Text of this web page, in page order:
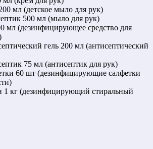
мл (детское мыло для рук)
500 мл (мыло для рук)
мл (дезинфицирующее средство для
гель 200 мл (антисептический
75 мл (антисептик для рук)
60 шт (дезинфицирующие салфетки
1 кг (дезинфицирующий стиральный